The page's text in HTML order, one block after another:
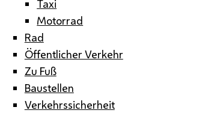
Taxi
Motorrad
Rad
Öffentlicher Verkehr
Zu Fuß
Baustellen
Verkehrssicherheit